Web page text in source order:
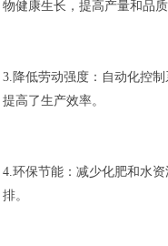
物健康生长，提高产量和品质
3.降低劳动强度：自动化控
提高了生产效率。
4.环保节能：减少化肥和水
排。